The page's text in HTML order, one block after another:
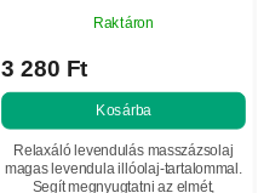
Raktáron
3 280 Ft
Kosárba
Relaxáló levendulás masszázsolaj
magas levendula illóolaj-tartalommal.
Segít megnyugtatni az elmét,